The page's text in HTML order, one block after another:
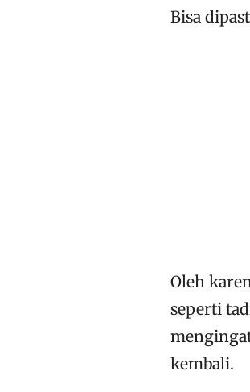
Bisa
Oleh
seperti
kembali.